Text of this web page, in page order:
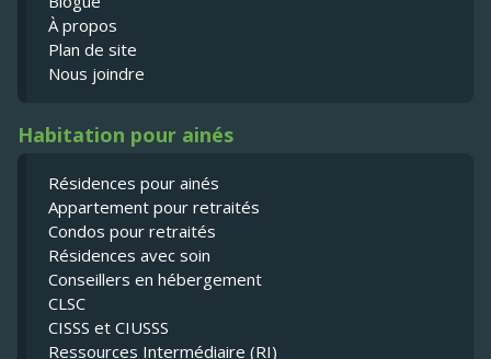
À propos
Plan de site
Nous joindre
Habitation pour ainés
Résidences pour ainés
Appartement pour retraités
Condos pour retraités
Résidences avec soin
Conseillers en hébergement
CLSC
CISSS et CIUSSS
Ressources Intermédiaire (RI)